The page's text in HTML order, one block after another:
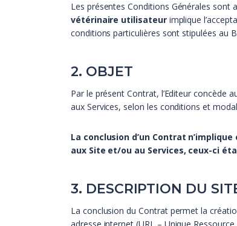
Les présentes Conditions Générales
vétérinaire utilisateurimplique
conditions particulières sont stipulées au
2. OBJET
Par le présent Contrat, l’Editeur concède
aux Services, selon les conditions et
La conclusion d’un Contrat
aux Site et/ou au Services, ceux-ci
3. DESCRIPTION DU
La conclusion du Contrat permet la